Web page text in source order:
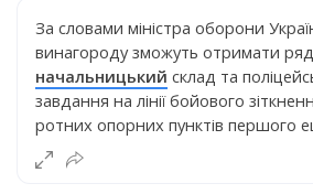
За словами міністра оборони
винагороду зможуть отримати
начальницький склад та
завдання на лінії бойового
ротних опорних пунктів першого